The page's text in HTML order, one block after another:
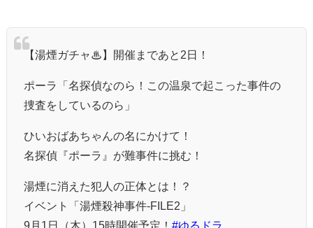
【湯煙ガチャ♨】開催まであと2日！
ポーラ「名探偵なのら！この温泉で起こった事件の
捜査をしているのら」
ひいおばあちゃんの名にかけて！
名探偵『ポーラ』が難事件に挑む！
湯煙に消えた犯人の正体とは！？
イベント「湯煙殺神事件-FILE2」
9月1日（木）15時開催予定！ #ゆるドラ